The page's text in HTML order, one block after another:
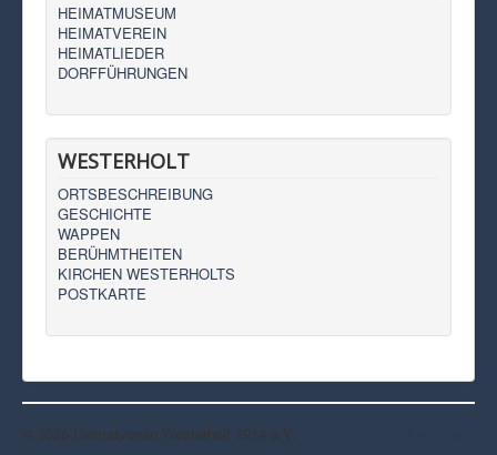
HEIMATMUSEUM
HEIMATVEREIN
HEIMATLIEDER
DORFFÜHRUNGEN
WESTERHOLT
ORTSBESCHREIBUNG
GESCHICHTE
WAPPEN
BERÜHMTHEITEN
KIRCHEN WESTERHOLTS
POSTKARTE
© 2026 Heimatverein Westerholt 1914 e.V.